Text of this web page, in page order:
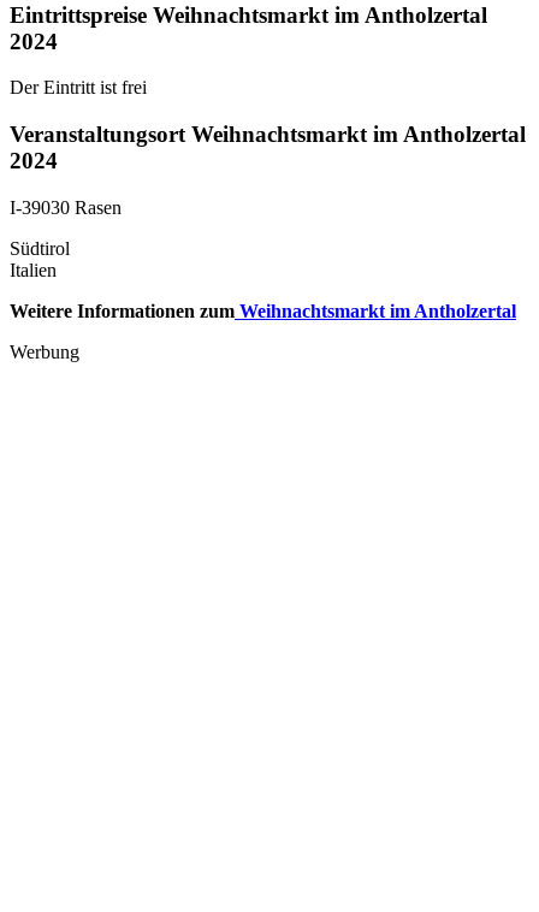
Eintrittspreise Weihnachtsmarkt im Antholzertal
2024
Der Eintritt ist frei
Veranstaltungsort Weihnachtsmarkt im Antholzertal
2024
I-39030 Rasen
Südtirol
Italien
Weitere Informationen zum Weihnachtsmarkt im Antholzertal
Werbung